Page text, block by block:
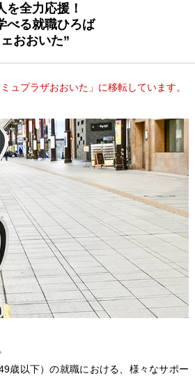
を全力応援！
べる就職ひろば
おおいた”
ュプラザおおいた」に移転しています。
歳以下）の就職における、様々なサポー